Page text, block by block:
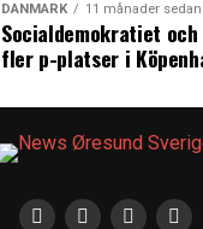
DANMARK 11 månader sedan
Socialdemokratiet
fler p-platser i